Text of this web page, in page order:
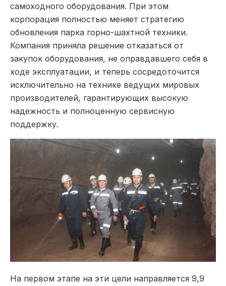
самоходного оборудования. При этом
корпорация полностью меняет стратегию
обновления парка горно-шахтной техники.
Компания приняла решение отказаться от
закупок оборудования, не оправдавшего себя в
ходе эксплуатации, и теперь сосредоточится
исключительно на технике ведущих мировых
производителей, гарантирующих высокую
надежность и полноценную сервисную
поддержку.
На первом этапе на эти цели направляется 9,9